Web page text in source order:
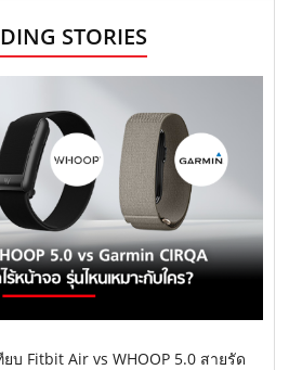
STORIES
บ Fitbit Air vs WHOOP 5.0 สายรัด